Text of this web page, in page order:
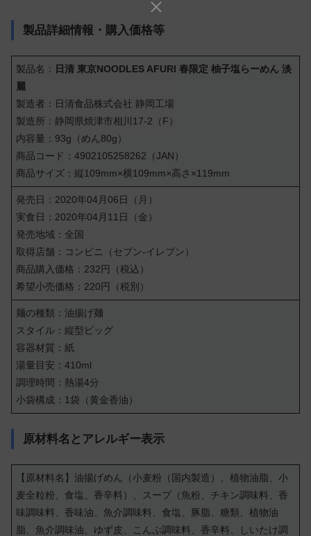
製品詳細情報・購入価格等
製品名： 日清 東京NOODLES AFURI 春限定 柚子塩らーめん 淡
麗
製造者：日清食品株式会社 静岡工場
製造所：静岡県焼津市相川17-2（F）
内容量：93g（めん80g）
商品コード：4902105258262（JAN）
商品サイズ：縦109mm×横109mm×高さ×119mm
発売日：2020年04月06日（月）
実食日：2020年04月11日（金）
発売地域：全国
取得店舗：コンビニ（セブン-イレブン）
商品購入価格：232円（税込）
希望小売価格：220円（税別）
麺の種類：油揚げ麺
スタイル：縦型ビッグ
容器材質：紙
湯量目安：410ml
調理時間：熱湯4分
小袋構成：1袋（黄金香油）
原材料名とアレルギー表示
【原材料名】油揚げめん（小麦粉（国内製造）、植物油脂、小
麦全粒粉、食塩、香辛料）、スープ（魚粉、チキン調味料、香
味調味料、香味油、魚介調味料、食塩、豚脂、糖類、植物油
脂、魚介調味油、ゆず皮、こんぶ調味料、香辛料、しいたけ調